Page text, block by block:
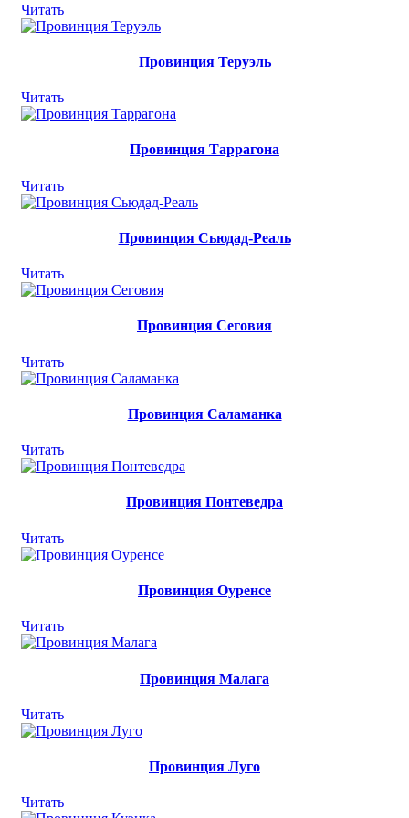
Читать
Провинция Теруэль
Читать
Провинция Таррагона
Читать
Провинция Сьюдад-Реаль
Читать
Провинция Сеговия
Читать
Провинция Саламанка
Читать
Провинция Понтеведра
Читать
Провинция Оуренсе
Читать
Провинция Малага
Читать
Провинция Луго
Читать